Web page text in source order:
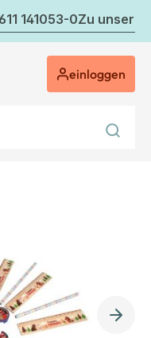
141053-0Zu
einloggen